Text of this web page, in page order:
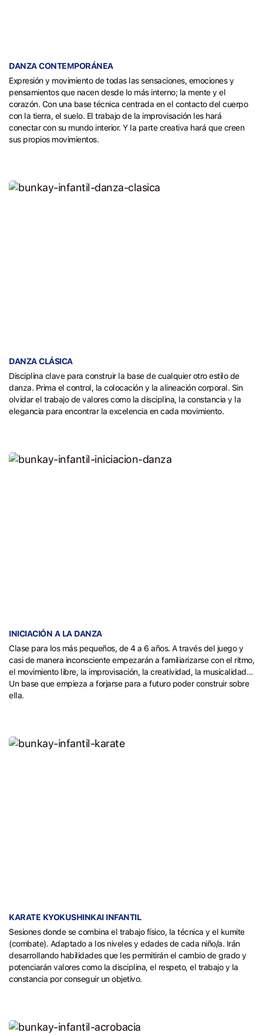
DANZA CONTEMPORÁNEA
Expresión y movimiento de todas las sensaciones, emociones y
pensamientos que nacen desde lo más interno; la mente y el
corazón. Con una base técnica centrada en el contacto del cuerpo
con la tierra, el suelo. El trabajo de la improvisación les hará
conectar con su mundo interior. Y la parte creativa hará que creen
sus propios movimientos.
DANZA CLÁSICA
Disciplina clave para construir la base de cualquier otro estilo de
danza. Prima el control, la colocación y la alineación corporal. Sin
olvidar el trabajo de valores como la disciplina, la constancia y la
elegancia para encontrar la excelencia en cada movimiento.
INICIACIÓN A LA DANZA
Clase para los más pequeños, de 4 a 6 años. A través del juego y
casi de manera inconsciente empezarán a familiarizarse con el ritmo,
el movimiento libre, la improvisación, la creatividad, la musicalidad…
Un base que empieza a forjarse para a futuro poder construir sobre
ella.
KARATE KYOKUSHINKAI INFANTIL
Sesiones donde se combina el trabajo físico, la técnica y el kumite
(combate). Adaptado a los niveles y edades de cada niño/a. Irán
desarrollando habilidades que les permitirán el cambio de grado y
potenciarán valores como la disciplina, el respeto, el trabajo y la
constancia por conseguir un objetivo.